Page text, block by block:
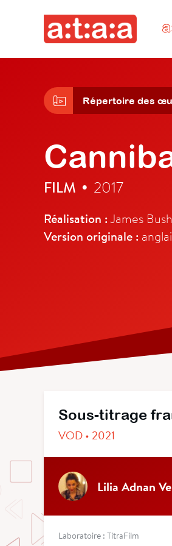
Répertoire des
FILM • 2017
Réalisation :James
Version originale :
Sous-titrage
VOD • 2021
Lilia Adnan
Laboratoire : TitraFilm